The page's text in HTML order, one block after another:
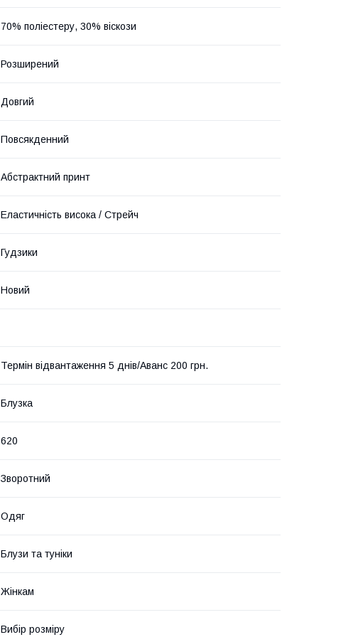
70% поліестеру, 30% віскози
Розширений
Довгий
Повсякденний
Абстрактний принт
Еластичність висока / Стрейч
Гудзики
Новий
Термін відвантаження 5 днів/Аванс 200 грн.
Блузка
620
Зворотний
Одяг
Блузи та туніки
Жінкам
Вибір розміру